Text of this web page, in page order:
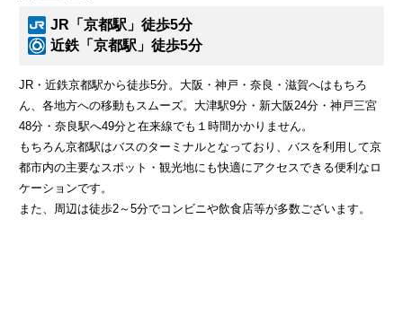
JR「京都駅」徒歩5分
近鉄「京都駅」徒歩5分
JR・近鉄京都駅から徒歩5分。大阪・神戸・奈良・滋賀へはもちろ
ん、各地方への移動もスムーズ。大津駅9分・新大阪24分・神戸三宮
48分・奈良駅へ49分と在来線でも１時間かかりません。
もちろん京都駅はバスのターミナルとなっており、バスを利用して京
都市内の主要なスポット・観光地にも快適にアクセスできる便利なロ
ケーションです。
また、周辺は徒歩2～5分でコンビニや飲食店等が多数ございます。